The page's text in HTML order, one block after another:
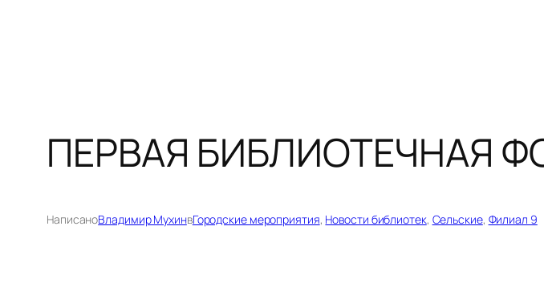
ПЕРВАЯ БИБЛИОТЕЧНАЯ
НаписаноВладимир МухинвГородские мероприятия, Новости библиотек, Сельские, Филиал 9